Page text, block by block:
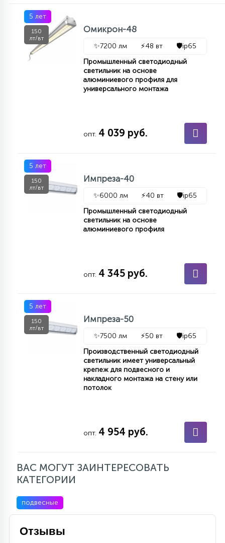
5 лет
150
лт/вт
Омикрон-48
✨7200 лм ⚡48 вт 🛡️ip65
Промышленный светодиодный
светильник на основе
алюминиевого профиля для
универсального монтажа
опт. 4 039 руб.
5 лет
150
лт/вт
Импреза-40
✨6000 лм ⚡40 вт 🛡️ip65
Промышленный светодиодный
светильник на основе
алюминиевого профиля
опт. 4 345 руб.
5 лет
150
лт/вт
Импреза-50
✨7500 лм ⚡50 вт 🛡️ip65
Производственный светодиодный
светильник имеет универсальный
крепеж для подвесного и
накладного монтажа на стену или
потолок
опт. 4 954 руб.
ВАС МОГУТ ЗАИНТЕРЕСОВАТЬ
КАТЕГОРИИ
подвесные
Отзывы